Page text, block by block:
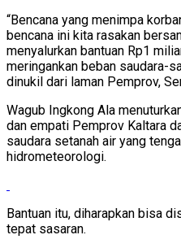
“Bencana yang menimpa
bencana ini kita rasakan
menyalurkan bantuan Rp1
meringankan beban saudara-
dinukil dari laman Pemprov,
Wagub Ingkong Ala
dan empati Pemprov Kaltara
saudara setanah air yang
hidrometeorologi.
Bantuan itu, diharapkan bisa
tepat sasaran.